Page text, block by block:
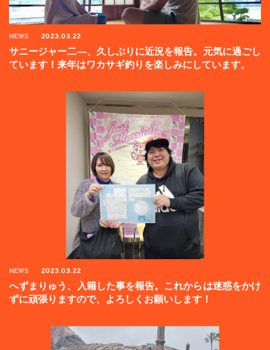
NEWS 2023.03.22
サニージャー二―、久しぶりに近況を報告。元気に過ごし
ています！来年はワカサギ釣りを楽しみにしています。
NEWS 2023.03.22
へずまりゅう、入籍した事を報告。これからは迷惑をかけ
ずに頑張りますので、よろしくお願いします！